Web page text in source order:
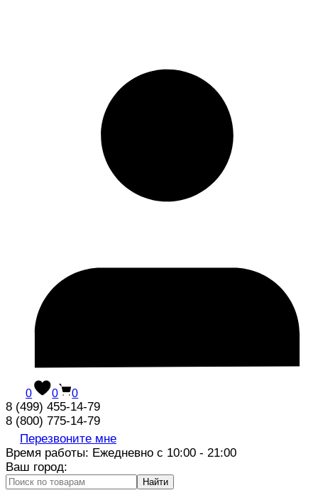
0 0 0
8 (499) 455-14-79
8 (800) 775-14-79
Перезвоните мне
Время работы: Ежедневно с 10:00 - 21:00
Ваш город:
Найти